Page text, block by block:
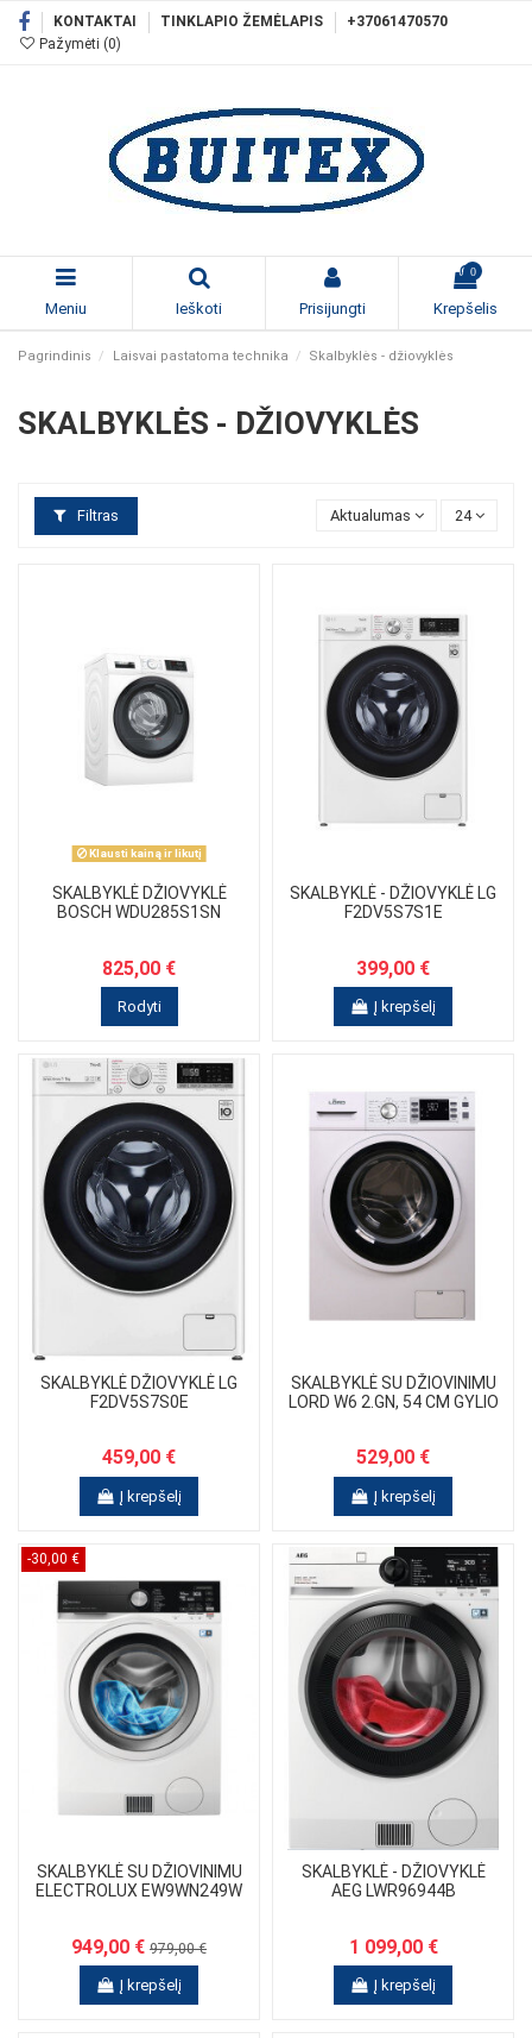
KONTAKTAI TINKLAPIO ŽEMĖLAPIS
+37061470570
Pažymėti (0)
Meniu Ieškoti Prisijungti
0
Krepšelis
Pagrindinis Laisvai pastatoma technika Skalbyklės - džiovyklės
SKALBYKLĖS - DŽIOVYKLĖS
Filtras Aktualumas 24
Klausti kainą ir likutį
SKALBYKLĖ DŽIOVYKLĖ
BOSCH WDU285S1SN
825,00 €
Rodyti
SKALBYKLĖ - DŽIOVYKLĖ LG
F2DV5S7S1E
399,00 €
Į krepšelį
SKALBYKLĖ DŽIOVYKLĖ LG
F2DV5S7S0E
459,00 €
Į krepšelį
SKALBYKLĖ SU DŽIOVINIMU
LORD W6 2.GN, 54 CM GYLIO
529,00 €
Į krepšelį
-30,00 €
SKALBYKLĖ SU DŽIOVINIMU
ELECTROLUX EW9WN249W
949,00 € 979,00 €
Į krepšelį
SKALBYKLĖ - DŽIOVYKLĖ
AEG LWR96944B
1 099,00 €
Į krepšelį